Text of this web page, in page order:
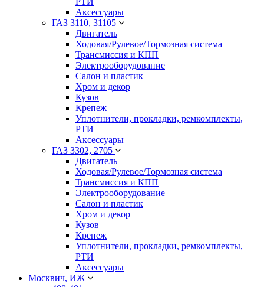
Аксессуары
ГАЗ 3110, 31105
Двигатель
Ходовая/Рулевое/Тормозная система
Трансмиссия и КПП
Электрооборудование
Салон и пластик
Хром и декор
Кузов
Крепеж
Уплотнители, прокладки, ремкомплекты,
РТИ
Аксессуары
ГАЗ 3302, 2705
Двигатель
Ходовая/Рулевое/Тормозная система
Трансмиссия и КПП
Электрооборудование
Салон и пластик
Хром и декор
Кузов
Крепеж
Уплотнители, прокладки, ремкомплекты,
РТИ
Аксессуары
Москвич, ИЖ